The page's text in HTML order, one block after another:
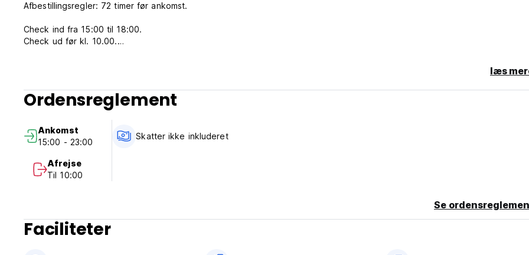
Afbestillingsregler: 72 timer før ankomst.
Check ind fra 15:00 til 18:00.
Check ud før kl. 10.00.
Skatter ikke inkluderet - 5%
Morgenmad ikke inkluderet.
De gæster, der ankommer uden for receptionens åbningstider, får via e-mail en kode til nøglelåsen.
Receptionens åbningstider: 7.00-22.00
På lørdage og søndage (+helligdage) er receptionerne 8.00-22.00 (Auto-translated from original language)
læs
Ordensreglement
Ankomst
15:00 - 23:00
Afrejse
Til 10:00
Skatter ikke inkluderet
Se
Faciliteter